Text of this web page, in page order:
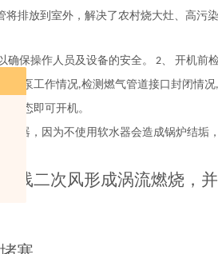
排放到室外，解决了农村烧大灶、高污
确保操作人员及设备的安全。 2、 开机前
水泵工作情况,检测燃气管道接口封闭情
状态即可开机。
器，因为不使用软水器会造成锅炉结垢
线二次风形成涡流燃烧，